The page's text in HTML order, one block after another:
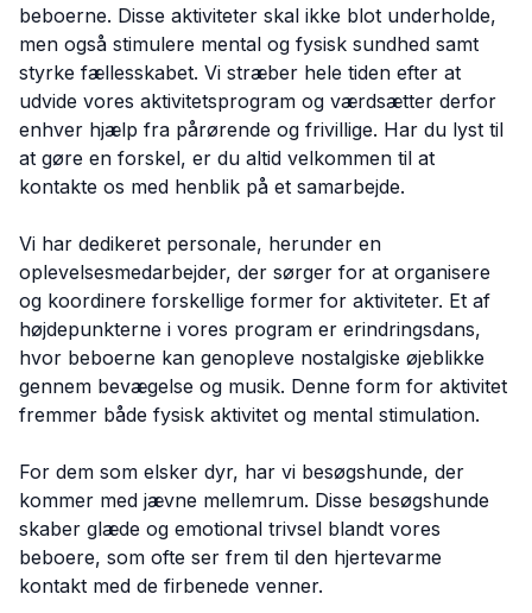
beboerne. Disse aktiviteter skal ikke blot underholde,
men også stimulere mental og fysisk sundhed samt
styrke fællesskabet. Vi stræber hele tiden efter at
udvide vores aktivitetsprogram og værdsætter derfor
enhver hjælp fra pårørende og frivillige. Har du lyst til
at gøre en forskel, er du altid velkommen til at
kontakte os med henblik på et samarbejde.
Vi har dedikeret personale, herunder en
oplevelsesmedarbejder, der sørger for at organisere
og koordinere forskellige former for aktiviteter. Et af
højdepunkterne i vores program er erindringsdans,
hvor beboerne kan genopleve nostalgiske øjeblikke
gennem bevægelse og musik. Denne form for aktivitet
fremmer både fysisk aktivitet og mental stimulation.
For dem som elsker dyr, har vi besøgshunde, der
kommer med jævne mellemrum. Disse besøgshunde
skaber glæde og emotional trivsel blandt vores
beboere, som ofte ser frem til den hjertevarme
kontakt med de firbenede venner.